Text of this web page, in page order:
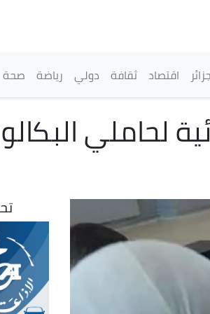
الرئيسية
اقتصاد ثقافة دولي رياضة صحة
لحاملي